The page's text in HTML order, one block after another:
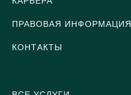
ПРАВОВАЯ ИНФОРМАЦИЯ
КОНТАКТЫ